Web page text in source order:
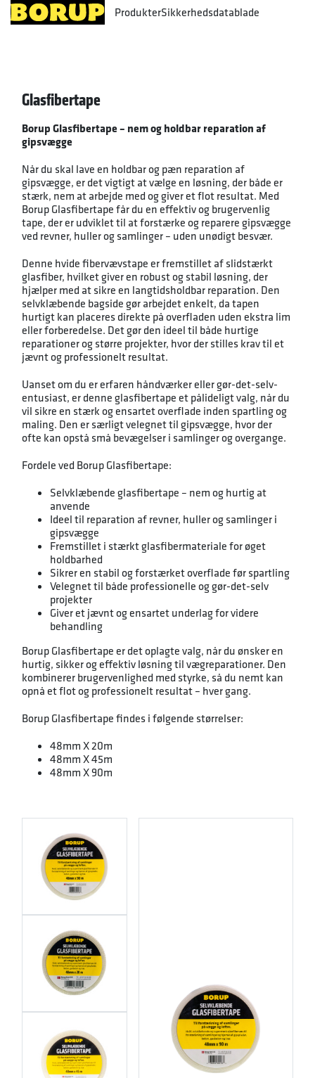
ProdukterSikkerhedsdatablade
Glasfibertape
Borup Glasfibertape – nem og holdbar reparation af
gipsvægge
Når du skal lave en holdbar og pæn reparation af
gipsvægge, er det vigtigt at vælge en løsning, der både er
stærk, nem at arbejde med og giver et flot resultat. Med
Borup Glasfibertape får du en effektiv og brugervenlig
tape, der er udviklet til at forstærke og reparere gipsvægge
ved revner, huller og samlinger – uden unødigt besvær.
Denne hvide fibervævstape er fremstillet af slidstærkt
glasfiber, hvilket giver en robust og stabil løsning, der
hjælper med at sikre en langtidsholdbar reparation. Den
selvklæbende bagside gør arbejdet enkelt, da tapen
hurtigt kan placeres direkte på overfladen uden ekstra lim
eller forberedelse. Det gør den ideel til både hurtige
reparationer og større projekter, hvor der stilles krav til et
jævnt og professionelt resultat.
Uanset om du er erfaren håndværker eller gør-det-selv-
entusiast, er denne glasfibertape et pålideligt valg, når du
vil sikre en stærk og ensartet overflade inden spartling og
maling. Den er særligt velegnet til gipsvægge, hvor der
ofte kan opstå små bevægelser i samlinger og overgange.
Fordele ved Borup Glasfibertape:
Selvklæbende glasfibertape – nem og hurtig at
anvende
Ideel til reparation af revner, huller og samlinger i
gipsvægge
Fremstillet i stærkt glasfibermateriale for øget
holdbarhed
Sikrer en stabil og forstærket overflade før spartling
Velegnet til både professionelle og gør-det-selv
projekter
Giver et jævnt og ensartet underlag for videre
behandling
Borup Glasfibertape er det oplagte valg, når du ønsker en
hurtig, sikker og effektiv løsning til vægreparationer. Den
kombinerer brugervenlighed med styrke, så du nemt kan
opnå et flot og professionelt resultat – hver gang.
Borup Glasfibertape findes i følgende størrelser:
48mm X 20m
48mm X 45m
48mm X 90m